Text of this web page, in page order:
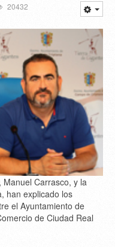
20432
Manuel Carrasco, y la
han explicado los
el Ayuntamiento de
de Ciudad Real